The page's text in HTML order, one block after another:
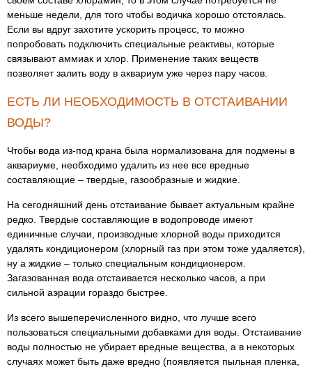
меньше недели, для того чтобы водичка хорошо отстоялась.
Если вы вдруг захотите ускорить процесс, то можно
попробовать подключить специальные реактивы, которые
связывают аммиак и хлор. Применение таких веществ
позволяет залить воду в аквариум уже через пару часов.
ЕСТЬ ЛИ НЕОБХОДИМОСТЬ В ОТСТАИВАНИИ
ВОДЫ?
Чтобы вода из-под крана была нормализована для подмены в
аквариуме, необходимо удалить из нее все вредные
составляющие – твердые, газообразные и жидкие.
На сегодняшний день отстаивание бывает актуальным крайне
редко. Твердые составляющие в водопроводе имеют
единичные случаи, производные хлорной воды приходится
удалять кондиционером (хлорный газ при этом тоже удаляется),
ну а жидкие – только специальным кондиционером.
Загазованная вода отстаивается несколько часов, а при
сильной аэрации гораздо быстрее.
Из всего вышеперечисленного видно, что лучше всего
пользоваться специальными добавками для воды. Отстаивание
воды полностью не убирает вредные вещества, а в некоторых
случаях может быть даже вредно (появляется пыльная пленка,